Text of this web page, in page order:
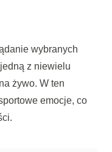
wybranych
z niewielu
żywo. W ten
emocje, co